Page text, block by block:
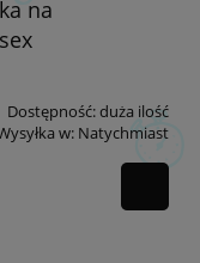
na
Dostępność:duża ilość
w: Natychmiast